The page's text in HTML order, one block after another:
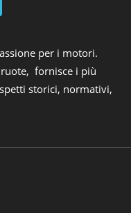
per i motori.
fornisce i più
storici, normativi,